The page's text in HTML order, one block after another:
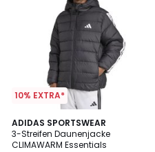
10% EXTRA*
ADIDAS SPORTSWEAR
3-Streifen Daunenjacke
CLIMAWARM Essentials
4,9
/ 5